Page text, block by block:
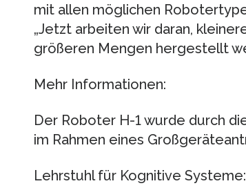
mit allen möglichen
„Jetzt arbeiten wir daran,
größeren Mengen hergestellt
Mehr Informationen:
Der Roboter H-1 wurde durch
im Rahmen eines
Lehrstuhl für Kognitive Systeme: